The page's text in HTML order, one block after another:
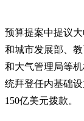
预算提案中提议
和城市发展部、
和大气管理局等
统拜登任内基础
150亿美元拨款。